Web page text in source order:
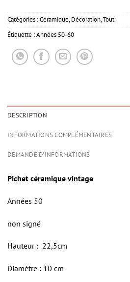
Catégories :Céramique,Décoration,Tout
Étiquette :Années 50-60
DESCRIPTION
INFORMATIONS COMPLÉMENTAIRES
DEMANDE D'INFORMATIONS
Pichet céramique vintage
Années 50
non signé
Hauteur : 22,5cm
Diamètre : 10 cm